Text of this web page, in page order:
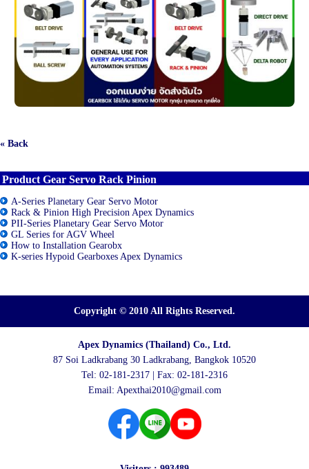
« Back
Product Gear Servo Rack Pinion
A-Series Planetary Gear Servo Motor
Rack & Pinion High Precision Apex Dynamics
PII-Series Planetary Gear Servo Motor
GL Series for AGV Wheel
How to Installation Gearobx
K-series Hypoid Gearboxes Apex Dynamics
Copyright © 2010 All Rights Reserved.
Apex Dynamics (Thailand) Co., Ltd.
87 Soi Ladkrabang 30 Ladkrabang, Bangkok 10520
Tel: 02-181-2317 | Fax: 02-181-2316
Email: Apexthai2010@gmail.com